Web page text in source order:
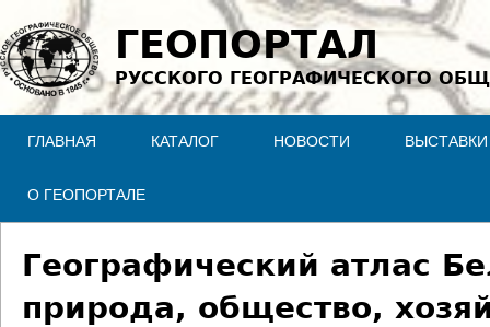
Jump to navigation
ГЕОПОРТАЛ
РУССКОГО ГЕОГРАФИЧЕСКОГО
ГЛАВНАЯ КАТАЛОГ НОВОСТИ ВЫСТАВКИ
О ГЕОПОРТАЛЕ
Географический атлас
природа, общество,